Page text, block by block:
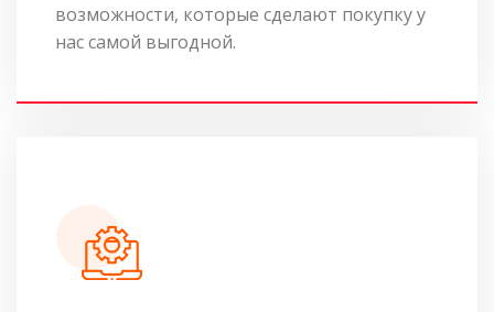
возможности, которые сделают покупку у
нас самой выгодной.